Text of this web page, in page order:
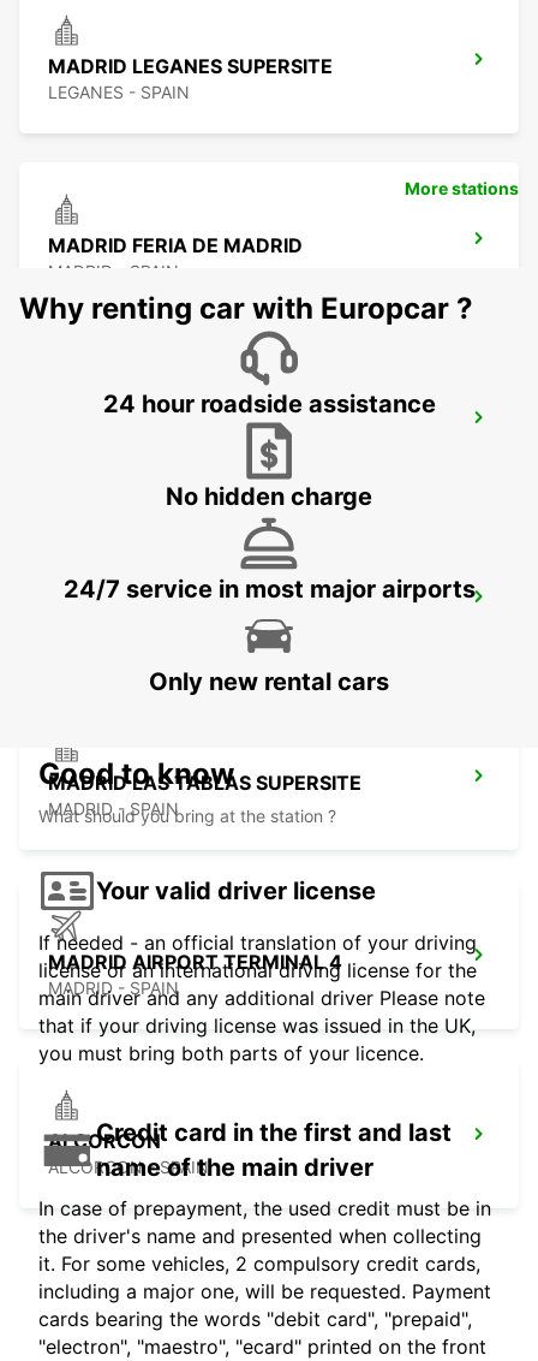
MADRID LEGANES SUPERSITE
LEGANES - SPAIN
MADRID FERIA DE MADRID
MADRID - SPAIN
POZUELO DE ALARCON - SPAIN
MADRID AIRPORT TERMINAL 1
MADRID LAS TABLAS SUPERSITE
MADRID - SPAIN
MADRID AIRPORT TERMINAL 4
MADRID - SPAIN
ALCORCON
ALCORCON - SPAIN
More stations
Why renting car with Europcar ?
24 hour roadside assistance
No hidden charge
24/7 service in most major airports
Only new rental cars
Good to know
What should you bring at the station ?
Your valid driver license
If needed - an official translation of your driving
license or an international driving license for the
main driver and any additional driver Please note
that if your driving license was issued in the UK,
you must bring both parts of your licence.
Credit card in the first and last
name of the main driver
In case of prepayment, the used credit must be in
the driver's name and presented when collecting
it. For some vehicles, 2 compulsory credit cards,
including a major one, will be requested. Payment
cards bearing the words "debit card", "prepaid",
"electron", "maestro", "ecard" printed on the front